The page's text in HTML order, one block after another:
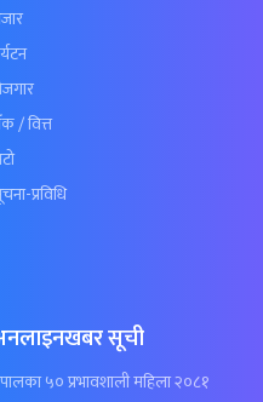
/ वित्त
प्रविधि
सूची
५० प्रभावशाली महिला २०८१